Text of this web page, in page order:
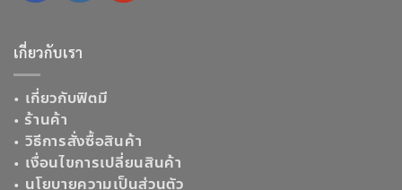
เกี่ยวกับเรา
• เกี่ยวกับฟิตมี
• ร้านค้า
•วิธีการสั่งซื้อสินค้า
• เงื่อนไขการเปลี่ยนสินค้า
• นโยบายความเป็นส่วนตัว